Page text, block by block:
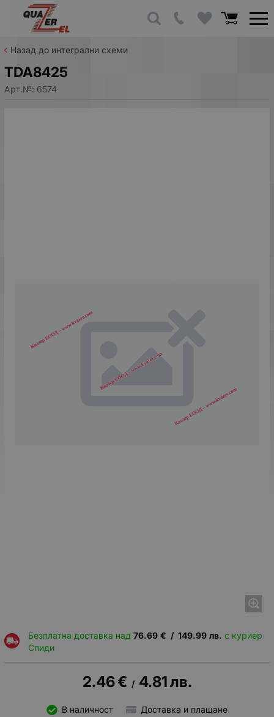
Назад до интегрални схеми
TDA8425
Арт.№: 6574
Безплатна доставка над 76.69 € / 149.99 лв. с куриер
Спиди
2.46€ / 4.81лв.
В наличност Доставка и плащане